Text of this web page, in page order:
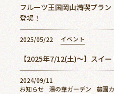
周辺観光スポット
よくあるご質問
お客様の声
アクセス
フルーツ王国岡山満喫プラン
登場！
2025/05/22 イベント
【2025年7/12(土)～】スイー
2024/09/11
お知らせ
湯の華ガーデン 農園